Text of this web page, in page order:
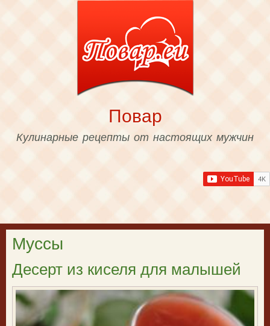
content
Повар
Кулинарные рецепты от настоящих мужчин
Муссы
Десерт из киселя для малышей